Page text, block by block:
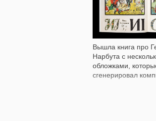
Вышла книга про
Нарбута с
обложками,
сгенерировал